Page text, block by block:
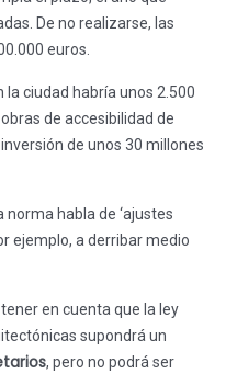
De no realizarse, las
euros.
la ciudad habría unos 2.500
de accesibilidad de
de unos 30 millones
habla de ‘ajustes
ejemplo, a derribar medio
en cuenta que la ley
supondrá un
, pero no podrá ser